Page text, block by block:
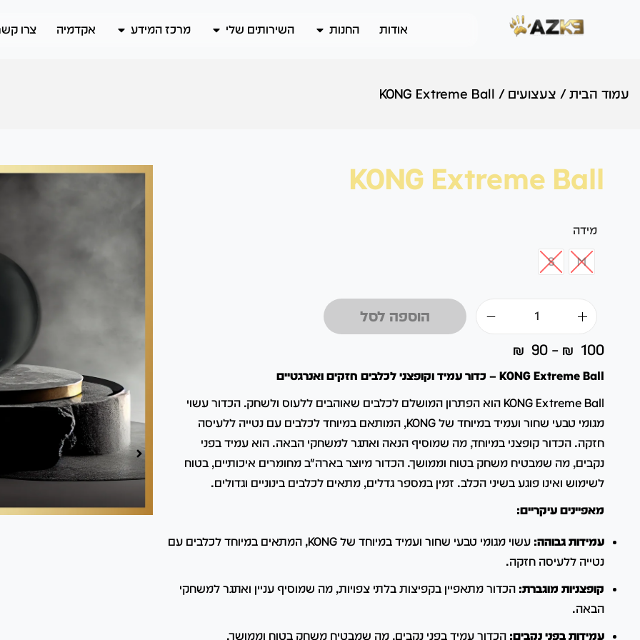
אודות החנות השירותים שלי מרכז המידע אקדמיה צרו
עמוד הבית / צעצועים /
KONG Extreme Ball
KONG Extreme Ball
מידה
M
S
הוספה לסל
₪ 90 – ₪ 100
KONG Extreme Ball – כדור עמיד וקופצני לכלבים חזקים ואנרגטיים
KONG Extreme Ball הוא הפתרון המושלם לכלבים שאוהבים ללעוס ולשחק.
הכדור עשוי
מגומי טבעי שחור ועמיד במיוחד של KONG, המותאם במיוחד לכלבים עם נטייה ללעיסה
חזקה. הכדור קופצני במיוחד, מה שמוסיף הנאה ואתגר למשחקי הבאה. הוא עמיד בפני
נקבים, מה שמבטיח משחק בטוח וממושך. הכדור מיוצר בארה"ב מחומרים איכותיים, בטוח
לשימוש ואינו פוגע בשיני הכלב. זמין במספר גדלים, מתאים לכלבים בינוניים וגדולים.
מאפיינים עיקריים:
עמידות גבוהה:
עשוי מגומי טבעי שחור ועמיד במיוחד של KONG, המתאים במיוחד לכלבים עם
נטייה ללעיסה חזקה.
קופצניות מוגברת: הכדור מתאפיין בקפיצות בלתי צפויות, מה שמוסיף עניין ואתגר למשחקי
הבאה.
עמידות בפני נקבים: הכדור עמיד בפני נקבים, מה שמבטיח משחק בטוח וממושך.